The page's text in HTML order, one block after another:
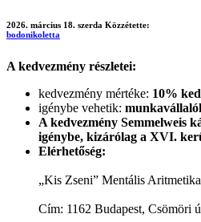
2026. március 18. szerda Közzétette:
bodonikoletta
A kedvezmény részletei:
kedvezmény mértéke: 10%
igénybe vehetik:
A kedvezmény Semmelweis
igénybe, kizárólag a XVI.
Elérhetőség:
„Kis Zseni” Mentális
Cím: 1162 Budapest, Csömöri